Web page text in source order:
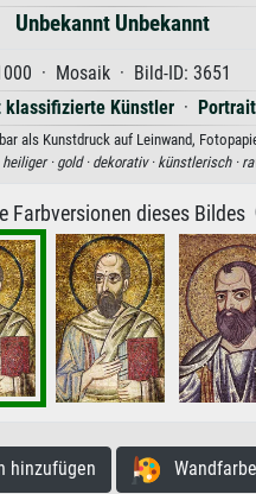
Unbekannt Unbekannt
· Mosaik · Bild-ID: 3651
klassifizierte Künstler ·
als Kunstdruck auf Leinwand,
heiliger · gold · dekorativ · künstlerisch ·
Farbversionen dieses Bildes
Wandfarbe